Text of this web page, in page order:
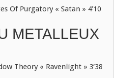
Purgatory « Satan » 4’10
METALLEUX
« Ravenlight » 3’38